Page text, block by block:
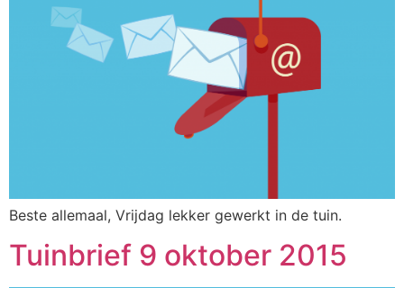
Beste allemaal, Vrijdag lekker gewerkt in de tuin.
Tuinbrief 9 oktober 2015